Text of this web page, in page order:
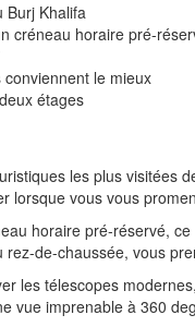
Burj Khalifa
créneau horaire pré-
le mieux
étages
les plus visitées
lorsque vous vous
horaire pré-réservé,
de-chaussée, vous
les télescopes
vue imprenable à 360